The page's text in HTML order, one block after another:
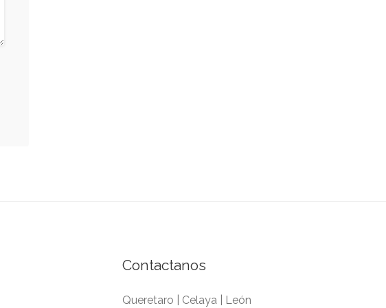
Contactanos
Queretaro | Celaya | León